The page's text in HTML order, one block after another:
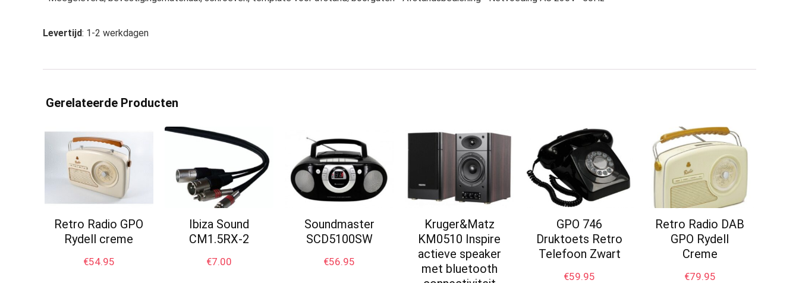
Levertijd: 1-2 werkdagen
Gerelateerde Producten
Retro Radio GPO
Rydell creme
€54.95
Ibiza Sound
CM1.5RX-2
€7.00
Soundmaster
SCD5100SW
€56.95
Kruger&Matz
KM0510 Inspire
actieve speaker
met bluetooth
GPO 746
Druktoets Retro
Telefoon Zwart
€59.95
Retro Radio DAB
GPO Rydell
Creme
€79.95